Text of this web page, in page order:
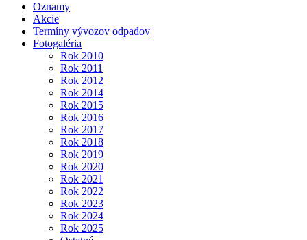
Oznamy
Akcie
Termíny vývozov odpadov
Fotogaléria
Rok 2010
Rok 2011
Rok 2012
Rok 2014
Rok 2015
Rok 2016
Rok 2017
Rok 2018
Rok 2019
Rok 2020
Rok 2021
Rok 2022
Rok 2023
Rok 2024
Rok 2025